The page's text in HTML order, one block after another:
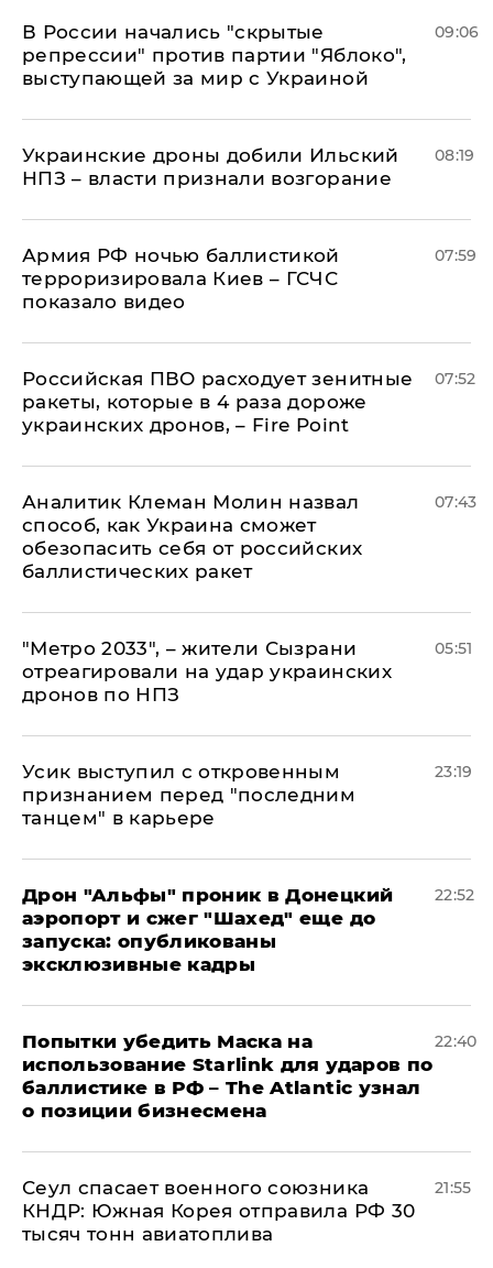
В России начались "скрытые
репрессии" против партии "Яблоко",
выступающей за мир с Украиной
09:06
Украинские дроны добили Ильский
НПЗ – власти признали возгорание
08:19
Армия РФ ночью баллистикой
терроризировала Киев – ГСЧС
показало видео
07:59
Российская ПВО расходует зенитные
ракеты, которые в 4 раза дороже
украинских дронов, – Fire Point
07:52
Аналитик Клеман Молин назвал
способ, как Украина сможет
обезопасить себя от российских
баллистических ракет
07:43
"Метро 2033", – жители Сызрани
отреагировали на удар украинских
дронов по НПЗ
05:51
Усик выступил с откровенным
признанием перед "последним
танцем" в карьере
23:19
Дрон "Альфы" проник в Донецкий
аэропорт и сжег "Шахед" еще до
запуска: опубликованы
эксклюзивные кадры
22:52
Попытки убедить Маска на
использование Starlink для ударов по
баллистике в РФ – The Atlantic узнал
о позиции бизнесмена
22:40
​Сеул спасает военного союзника
КНДР: Южная Корея отправила РФ 30
тысяч тонн авиатоплива
21:55